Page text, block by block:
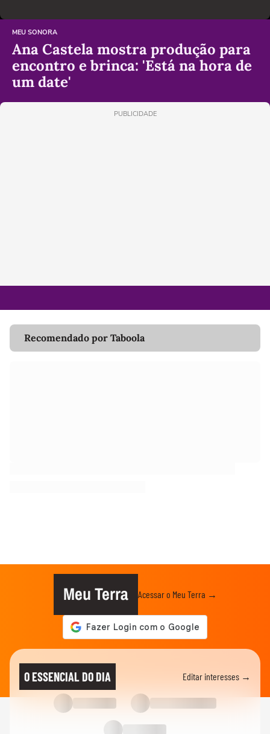
MEU SONORA
Ana Castela mostra produção para
encontro e brinca: 'Está na hora de
um date'
PUBLICIDADE
Recomendado por Taboola
Meu Terra Acessar o Meu Terra →
O ESSENCIAL DO DIA Editar interesses →